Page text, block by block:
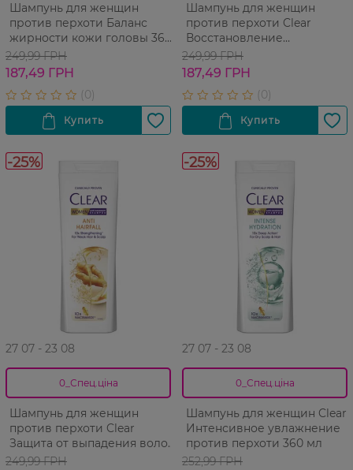
Шампунь для женщин
против перхоти Баланс
жирности кожи головы 360
мл
249,99 ГРН
187,49 ГРН
Шампунь для женщин
против перхоти Clear
Восстановление
поврежденных и
окрашенных волос 360 мл
249,99 ГРН
187,49 ГРН
-25%
27 07 - 23 08
0_Спец.ціна
Шампунь для женщин
против перхоти Clear
Защита от выпадения волос
360 мл
249,99 ГРН
-25%
27 07 - 23 08
0_Спец.ціна
Шампунь для женщин Clear
Интенсивное увлажнение
против перхоти 360 мл
252,99 ГРН